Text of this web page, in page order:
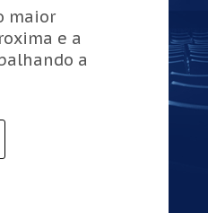
maior
e a
a